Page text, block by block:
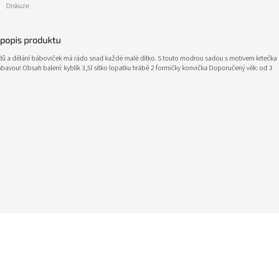
Diskuze
produktu
a dělání báboviček má rádo snad každé malé dítko. S touto modrou sadou s motivem krtečka
Obsah balení: kyblík 3,5l sítko lopatku hrábě 2 formičky konvička Doporučený věk: od 3